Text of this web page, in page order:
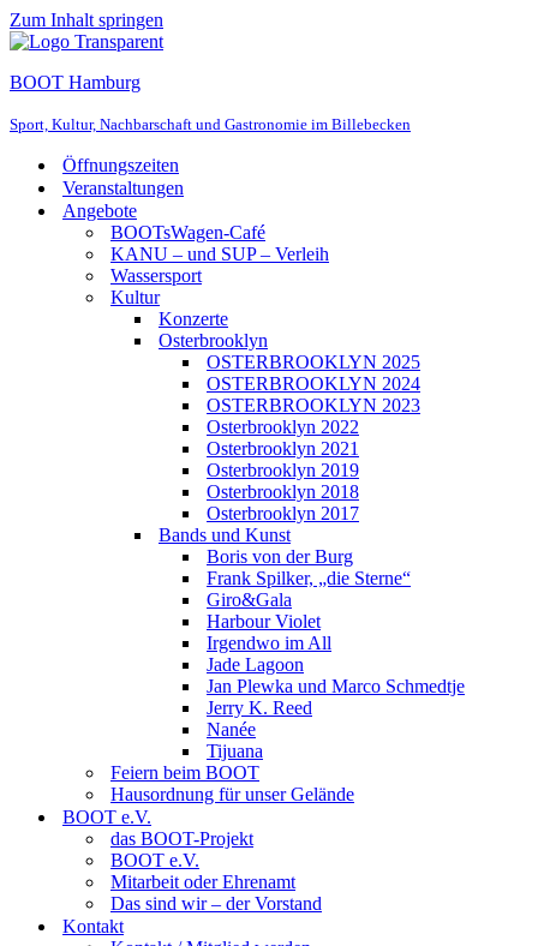
Zum Inhalt springen
BOOT Hamburg
Sport, Kultur, Nachbarschaft und Gastronomie im Billebecken
Öffnungszeiten
Veranstaltungen
Angebote
BOOTsWagen-Café
KANU – und SUP – Verleih
Wassersport
Kultur
Konzerte
Osterbrooklyn
OSTERBROOKLYN 2025
OSTERBROOKLYN 2024
OSTERBROOKLYN 2023
Osterbrooklyn 2022
Osterbrooklyn 2021
Osterbrooklyn 2019
Osterbrooklyn 2018
Osterbrooklyn 2017
Bands und Kunst
Boris von der Burg
Frank Spilker, „die Sterne“
Giro&Gala
Harbour Violet
Irgendwo im All
Jade Lagoon
Jan Plewka und Marco Schmedtje
Jerry K. Reed
Nanée
Tijuana
Feiern beim BOOT
Hausordnung für unser Gelände
BOOT e.V.
das BOOT-Projekt
BOOT e.V.
Mitarbeit oder Ehrenamt
Das sind wir – der Vorstand
Kontakt